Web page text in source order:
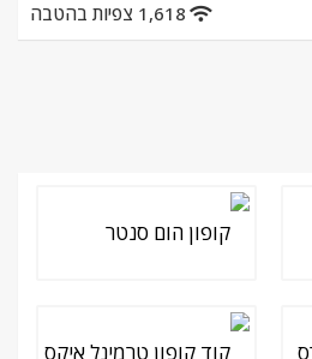
1,618 צפיות בהטבה